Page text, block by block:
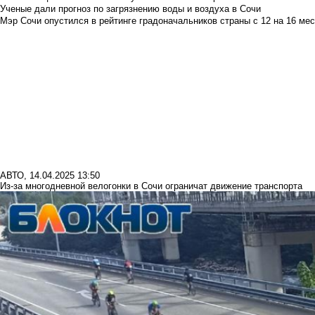
Ученые дали прогноз по загрязнению воды и воздуха в Сочи
Мэр Сочи опустился в рейтинге градоначальников страны с 12 на 16
АВТО, 14.04.2025 13:50
Из-за многодневной велогонки в Сочи ограничат движение транспорта